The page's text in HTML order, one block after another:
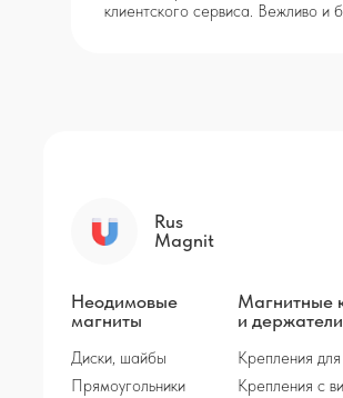
клиентского сервиса. Вежливо и
Rus
Magnit
Неодимовые
магниты
Диски, шайбы
Прямоугольники
Магнитные
и держатели
Крепления
Крепления с